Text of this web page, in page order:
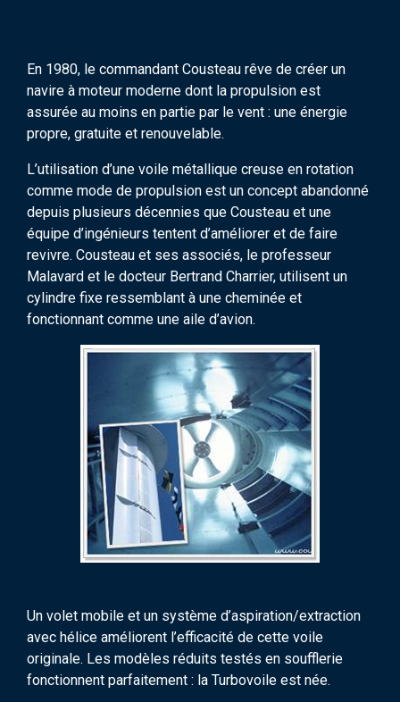
En 1980, le commandant Cousteau rêve de créer un
navire à moteur moderne dont la propulsion est
assurée au moins en partie par le vent : une énergie
propre, gratuite et renouvelable.
L’utilisation d’une voile métallique creuse en rotation
comme mode de propulsion est un concept abandonné
depuis plusieurs décennies que Cousteau et une
équipe d’ingénieurs tentent d’améliorer et de faire
revivre. Cousteau et ses associés, le professeur
Malavard et le docteur Bertrand Charrier, utilisent un
cylindre fixe ressemblant à une cheminée et
fonctionnant comme une aile d’avion.
Un volet mobile et un système d’aspiration/extraction
avec hélice améliorent l’efficacité de cette voile
originale. Les modèles réduits testés en soufflerie
fonctionnent parfaitement : la Turbovoile est née.